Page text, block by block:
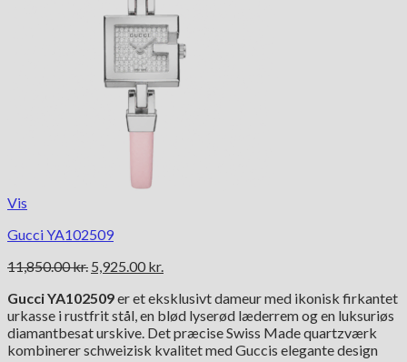
Vis
Gucci YA102509
11,850.00kr. Den
pris
var:
11,850.00 kr..
5,925.00 kr.
pris
er:
5,925.00 kr..
Gucci YA102509er et eksklusivt dameur med ikonisk firkantet
urkasse i rustfrit stål, en blød lyserød læderrem og en luksuriøs
diamantbesat urskive. Det præcise Swiss Made quartzværk
kombinerer schweizisk kvalitet med Guccis elegante design